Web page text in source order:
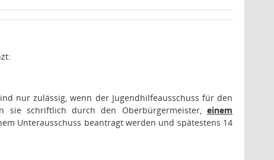
nur zulässig, wenn der Jugendhilfeausschuss für den
sie schriftlich durch den Oberbürgermeister, einem
Unterausschuss beantragt werden und spätestens 14